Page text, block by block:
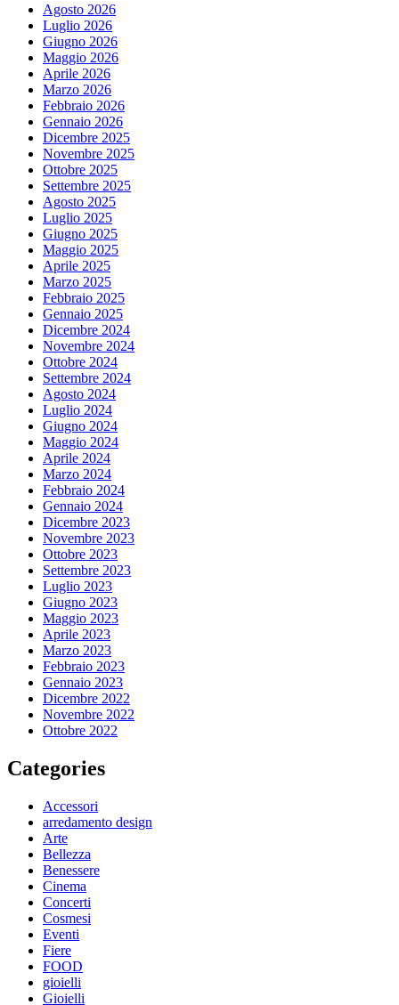
Agosto 2026
Luglio 2026
Giugno 2026
Maggio 2026
Aprile 2026
Marzo 2026
Febbraio 2026
Gennaio 2026
Dicembre 2025
Novembre 2025
Ottobre 2025
Settembre 2025
Agosto 2025
Luglio 2025
Giugno 2025
Maggio 2025
Aprile 2025
Marzo 2025
Febbraio 2025
Gennaio 2025
Dicembre 2024
Novembre 2024
Ottobre 2024
Settembre 2024
Agosto 2024
Luglio 2024
Giugno 2024
Maggio 2024
Aprile 2024
Marzo 2024
Febbraio 2024
Gennaio 2024
Dicembre 2023
Novembre 2023
Ottobre 2023
Settembre 2023
Luglio 2023
Giugno 2023
Maggio 2023
Aprile 2023
Marzo 2023
Febbraio 2023
Gennaio 2023
Dicembre 2022
Novembre 2022
Ottobre 2022
Categories
Accessori
arredamento design
Arte
Bellezza
Benessere
Cinema
Concerti
Cosmesi
Eventi
Fiere
FOOD
gioielli
Gioielli